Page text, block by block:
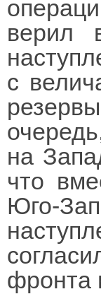
верил
с
на
что
Юго-
фронта